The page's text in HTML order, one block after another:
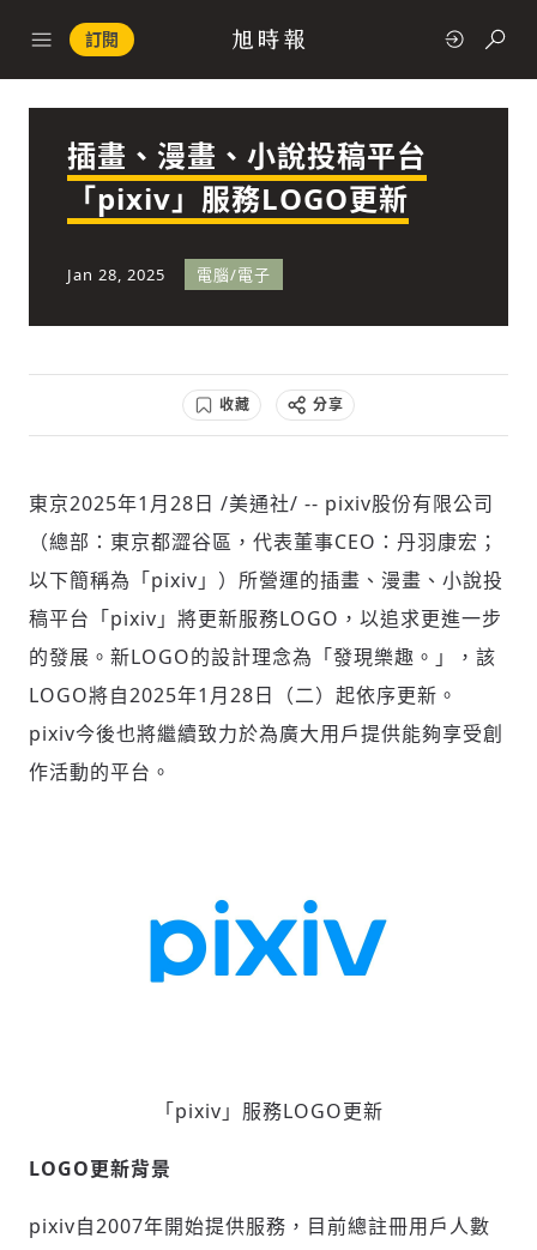
訂閱
政治
社會
插畫、漫畫、小說投稿平台
「pixiv」服務LOGO更新
Jan 28, 2025 電腦/電子
收藏 分享
東京2025年1月28日 /美通社/ -- pixiv股份有限公司
（總部：東京都澀谷區，代表董事CEO：丹羽康宏；
以下簡稱為「pixiv」）所營運的插畫、漫畫、小說投
稿平台「pixiv」將更新服務LOGO，以追求更進一步
的發展。新LOGO的設計理念為「發現樂趣。」，該
LOGO將自2025年1月28日（二）起依序更新。
pixiv今後也將繼續致力於為廣大用戶提供能夠享受創
作活動的平台。
「pixiv」服務LOGO更新
LOGO更新背景
pixiv自2007年開始提供服務，目前總註冊用戶人數